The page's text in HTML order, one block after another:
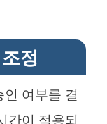
정
여부를 결
간이 적용되